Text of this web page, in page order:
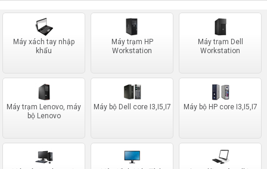
Máy xách tay nhập
khẩu
Máy trạm HP
Workstation
Máy trạm Dell
Workstation
Máy trạm Lenovo, máy
bộ Lenovo
Máy bộ Dell core I3,I5,I7 Máy bộ HP core I3,I5,I7